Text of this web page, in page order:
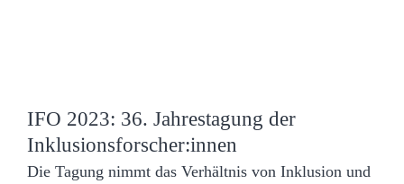
IFO 2023: 36. Jahrestagung der
Inklusionsforscher:innen
Die Tagung nimmt das Verhältnis von Inklusion und